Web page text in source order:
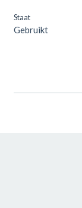
Staat
Gebruikt